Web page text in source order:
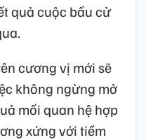
quả cuộc bầu cử
cương vị mới sẽ
không ngừng mở
mối quan hệ hợp
xứng với tiềm